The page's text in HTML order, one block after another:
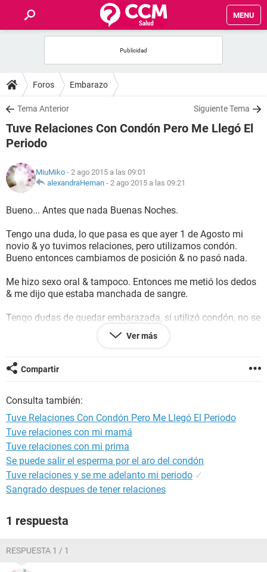
MENU
FOROS
SALUD
FAMILIA
NUTRICIÓN
SEXUALIDAD
GLOSARIO
Foros Embarazo
Tema Anterior Siguiente Tema
Tuve Relaciones Con Condón Pero Me Llegó El
Periodo
MiuMiko - 2 ago 2015 a las 09:01
alexandraHernan - 2 ago 2015 a las 09:21
Bueno... Antes que nada Buenas Noches.
Tengo una duda, lo que pasa es que ayer 1 de Agosto mi
novio & yo tuvimos relaciones, pero utilizamos condón.
Bueno entonces cambiamos de posición & no pasó nada.
Me hizo sexo oral & tampoco. Entonces me metió los dedos
& me dijo que estaba manchada de sangre.
Tengo dudas de quedar embarazada, si utilizó condón, no se
Eh tenido relaciones con el. Pero no me ha sangrando.
OTRA PREGUNTA: Me ha salido un flujo café, pero es raro ya
que son dos veces que me ha pasado. ¿Qué significa ese
flujo café?
Se los agradecería mucho por contestar.
Hasta Luego.
Ver más
Compartir
Consulta también:
Tuve Relaciones Con Condón Pero Me Llegó El Periodo
Tuve relaciones con mi mamá
Tuve relaciones con mi prima
Se puede salir el esperma por el aro del condón
Tuve relaciones y se me adelanto mi periodo ✓
Sangrado despues de tener relaciones
1 respuesta
RESPUESTA 1 / 1